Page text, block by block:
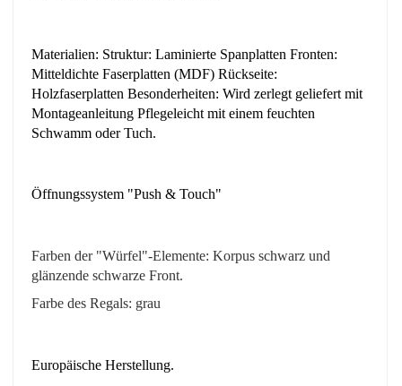
Materialien: Struktur: Laminierte Spanplatten Fronten:
Mitteldichte Faserplatten (MDF) Rückseite:
Holzfaserplatten Besonderheiten: Wird zerlegt geliefert mit
Montageanleitung Pflegeleicht mit einem feuchten
Schwamm oder Tuch.
Öffnungssystem "Push & Touch"
Farben der "Würfel"-Elemente: Korpus schwarz und
glänzende schwarze Front.
Farbe des Regals: grau
Europäische Herstellung.